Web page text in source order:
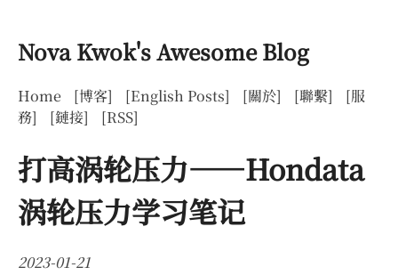
Nova Kwok's Awesome Blog
Home [博客] [English Posts] [關於] [聯繫]
[服
務]
[鏈接] [RSS]
打高涡轮压力——Hondata
涡轮压力学习笔记
2023-01-21